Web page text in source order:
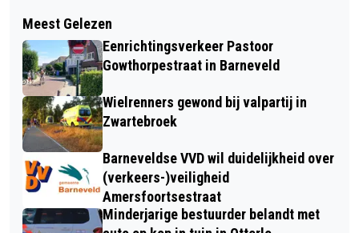
“CRIMINELE ZZP’ERS IN DE ZORG”.
BURGEMEESTER VERHULST VAN EDE
SLAAT ALARM
FONDSEN VOOR SPORT- EN
CULTUURLESSEN BESCHIKBAAR VOOR
INWONERS MET LAAG INKOMEN
Meest Gelezen
Eenrichtingsverkeer Pastoor
Gowthorpestraat in Barneveld
Wielrenners gewond bij valpartij in
Zwartebroek
Barneveldse VVD wil duidelijkheid over
(verkeers-)veiligheid
Amersfoortsestraat
Minderjarige bestuurder belandt met